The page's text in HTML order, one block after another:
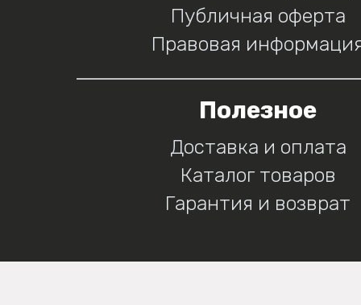
Публичная оферта
Правовая
Полезное
Доставка и оплата
Каталог товаров
Гарантия и возврат